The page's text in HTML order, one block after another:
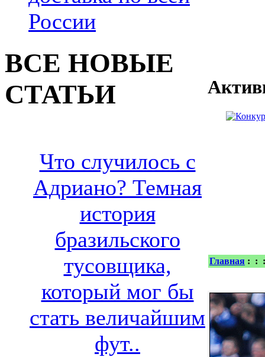
России
ВСЕ НОВЫЕ
СТАТЬИ
Что случилось с
Адриано? Темная
история
бразильского
тусовщика,
который мог бы
стать величайшим
фут..
Главная : :